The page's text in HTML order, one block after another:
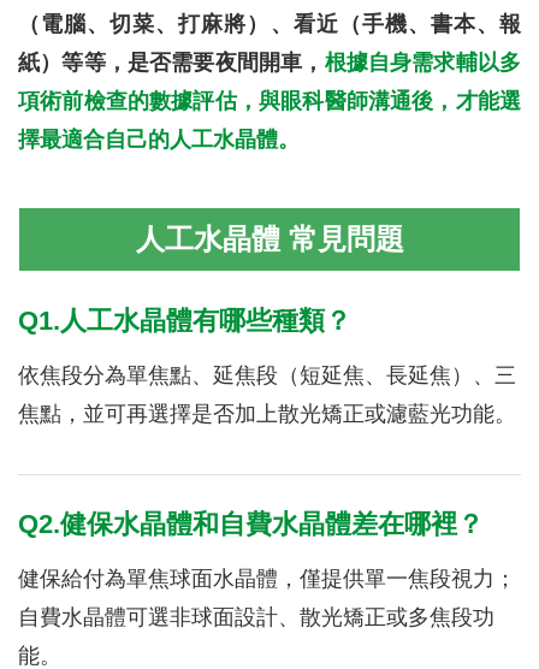
（電腦、切菜、打麻將）、看近（手機、書本、報
紙）等等，是否需要夜間開車， 根據自身需求輔以多
項術前檢查的數據評估，與眼科醫師溝通後，才能選
擇最適合自己的人工水晶體。
人工水晶體 常見問題
Q1.人工水晶體有哪些種類？
依焦段分為單焦點、延焦段（短延焦、長延焦）、三
焦點，並可再選擇是否加上散光矯正或濾藍光功能。
Q2.健保水晶體和自費水晶體差在哪裡？
健保給付為單焦球面水晶體，僅提供單一焦段視力；
自費水晶體可選非球面設計、散光矯正或多焦段功
能。